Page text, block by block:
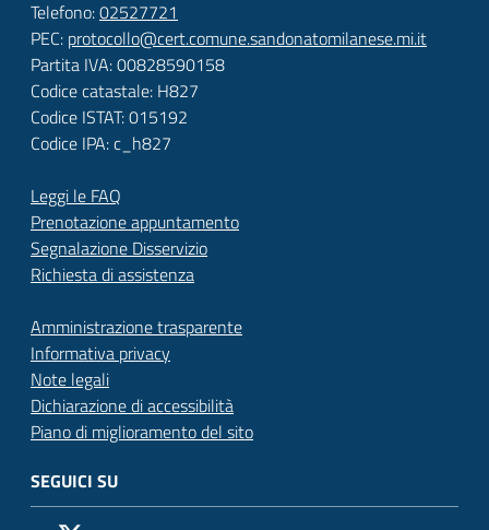
Telefono:02527721
PEC: protocollo@cert.comune.sandonatomilanese.mi.it
Partita IVA: 00828590158
Codice catastale: H827
Codice ISTAT: 015192
Codice IPA: c_h827
Leggi le FAQ
Prenotazione appuntamento
Segnalazione Disservizio
Richiesta di assistenza
Amministrazione trasparente
Informativa privacy
Note legali
Dichiarazione di accessibilità
Piano di miglioramento del sito
SEGUICI SU